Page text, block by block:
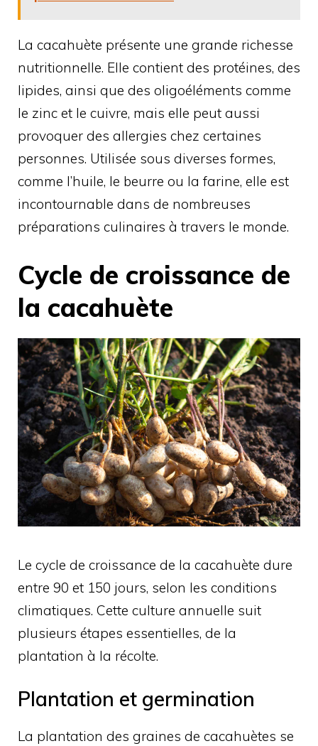
La cacahuète présente une grande richesse
nutritionnelle. Elle contient des protéines, des
lipides, ainsi que des oligoéléments comme
le zinc et le cuivre, mais elle peut aussi
provoquer des allergies chez certaines
personnes. Utilisée sous diverses formes,
comme l’huile, le beurre ou la farine, elle est
incontournable dans de nombreuses
préparations culinaires à travers le monde.
Cycle de croissance de
la cacahuète
Le cycle de croissance de la cacahuète dure
entre 90 et 150 jours, selon les conditions
climatiques. Cette culture annuelle suit
plusieurs étapes essentielles, de la
plantation à la récolte.
Plantation et germination
La plantation des graines de cacahuètes se